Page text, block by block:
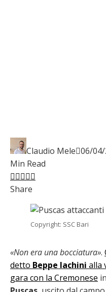
Claudio Mele 06/
Min Read
Facebook
Twitter
LinkedIn
Pinterest
Stumbleupon
Share
Copyright: SSC Bari
«Non era una bocciatura».
detto Beppe Iachini alla
gara con la Cremonese